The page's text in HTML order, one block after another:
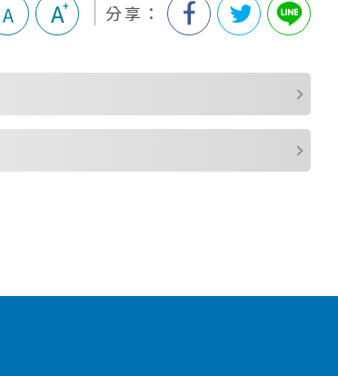
分享：